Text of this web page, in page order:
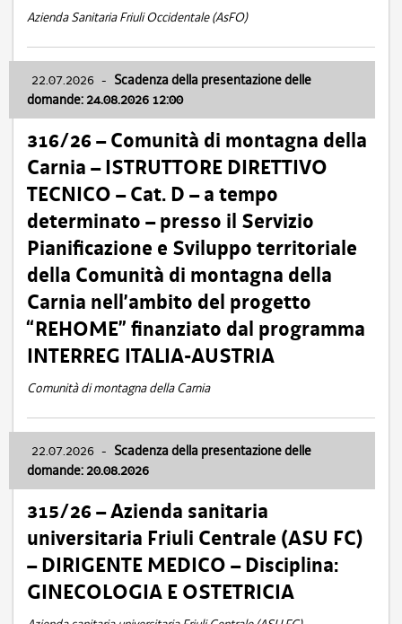
Azienda Sanitaria Friuli Occidentale (AsFO)
22.07.2026 - Scadenza della presentazione delle
domande: 24.08.2026 12:00
316/26 – Comunità di montagna della
Carnia – ISTRUTTORE DIRETTIVO
TECNICO – Cat. D – a tempo
determinato – presso il Servizio
Pianificazione e Sviluppo territoriale
della Comunità di montagna della
Carnia nell’ambito del progetto
“REHOME” finanziato dal programma
INTERREG ITALIA-AUSTRIA
Comunità di montagna della Carnia
22.07.2026 - Scadenza della presentazione delle
domande: 20.08.2026
315/26 – Azienda sanitaria
universitaria Friuli Centrale (ASU FC)
– DIRIGENTE MEDICO – Disciplina:
GINECOLOGIA E OSTETRICIA